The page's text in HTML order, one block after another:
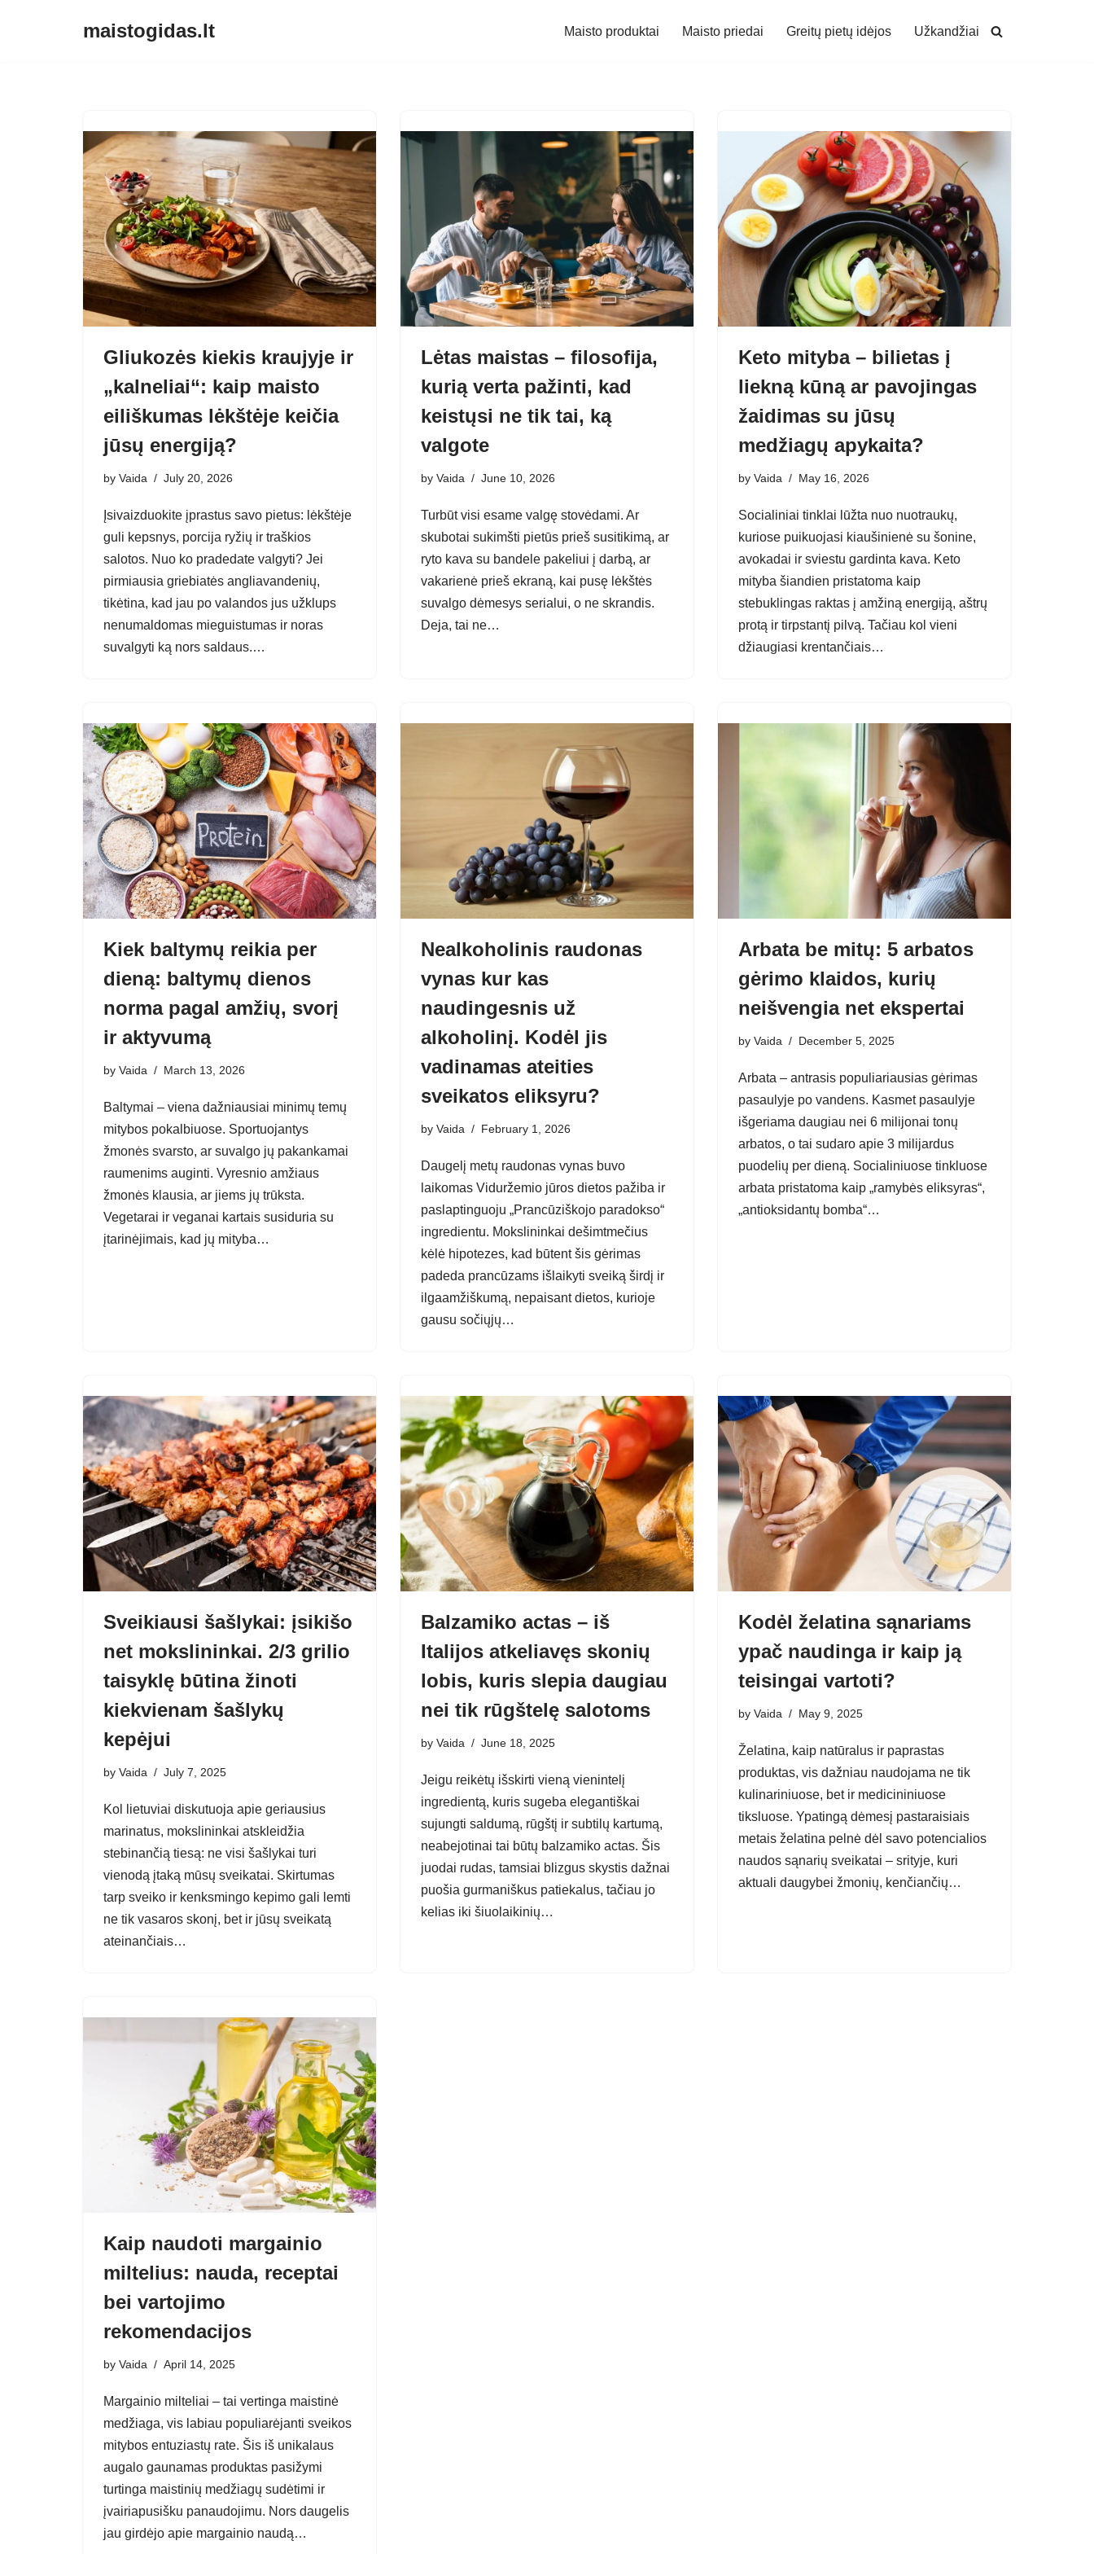
maistogidas.lt Maisto produktai Maisto priedai Greitų pietų idėjos Užkandžiai
Gliukozės kiekis kraujyje ir
„kalneliai“: kaip maisto
eiliškumas lėkštėje keičia
jūsų energiją?
by Vaida July 20, 2026
Įsivaizduokite įprastus savo pietus: lėkštėje
guli kepsnys, porcija ryžių ir traškios
salotos. Nuo ko pradedate valgyti? Jei
pirmiausia griebiatės angliavandenių,
tikėtina, kad jau po valandos jus užklups
nenumaldomas mieguistumas ir noras
suvalgyti ką nors saldaus.…
Lėtas maistas – filosofija,
kurią verta pažinti, kad
keistųsi ne tik tai, ką
valgote
by Vaida June 10, 2026
Turbūt visi esame valgę stovėdami. Ar
skubotai sukimšti pietūs prieš susitikimą, ar
ryto kava su bandele pakeliui į darbą, ar
vakarienė prieš ekraną, kai pusę lėkštės
suvalgo dėmesys serialui, o ne skrandis.
Deja, tai ne…
Keto mityba – bilietas į
liekną kūną ar pavojingas
žaidimas su jūsų
medžiagų apykaita?
by Vaida May 16, 2026
Socialiniai tinklai lūžta nuo nuotraukų,
kuriose puikuojasi kiaušinienė su šonine,
avokadai ir sviestu gardinta kava. Keto
mityba šiandien pristatoma kaip
stebuklingas raktas į amžiną energiją, aštrų
protą ir tirpstantį pilvą. Tačiau kol vieni
džiaugiasi krentančiais…
Kiek baltymų reikia per
dieną: baltymų dienos
norma pagal amžių, svorį
ir aktyvumą
by Vaida March 13, 2026
Baltymai – viena dažniausiai minimų temų
mitybos pokalbiuose. Sportuojantys
žmonės svarsto, ar suvalgo jų pakankamai
raumenims auginti. Vyresnio amžiaus
žmonės klausia, ar jiems jų trūksta.
Vegetarai ir veganai kartais susiduria su
įtarinėjimais, kad jų mityba…
Nealkoholinis raudonas
vynas kur kas
naudingesnis už
alkoholinį. Kodėl jis
vadinamas ateities
sveikatos eliksyru?
by Vaida February 1, 2026
Daugelį metų raudonas vynas buvo
laikomas Viduržemio jūros dietos pažiba ir
paslaptinguoju „Prancūziškojo paradokso“
ingredientu. Mokslininkai dešimtmečius
kėlė hipotezes, kad būtent šis gėrimas
padeda prancūzams išlaikyti sveiką širdį ir
ilgaamžiškumą, nepaisant dietos, kurioje
gausu sočiųjų…
Arbata be mitų: 5 arbatos
gėrimo klaidos, kurių
neišvengia net ekspertai
by Vaida December 5, 2025
Arbata – antrasis populiariausias gėrimas
pasaulyje po vandens. Kasmet pasaulyje
išgeriama daugiau nei 6 milijonai tonų
arbatos, o tai sudaro apie 3 milijardus
puodelių per dieną. Socialiniuose tinkluose
arbata pristatoma kaip „ramybės eliksyras“,
„antioksidantų bomba“…
Sveikiausi šašlykai: įsikišo
net mokslininkai. 2/3 grilio
taisyklę būtina žinoti
kiekvienam šašlykų
kepėjui
by Vaida July 7, 2025
Kol lietuviai diskutuoja apie geriausius
marinatus, mokslininkai atskleidžia
stebinančią tiesą: ne visi šašlykai turi
vienodą įtaką mūsų sveikatai. Skirtumas
tarp sveiko ir kenksmingo kepimo gali lemti
ne tik vasaros skonį, bet ir jūsų sveikatą
ateinančiais…
Balzamiko actas – iš
Italijos atkeliavęs skonių
lobis, kuris slepia daugiau
nei tik rūgštelę salotoms
by Vaida June 18, 2025
Jeigu reikėtų išskirti vieną vienintelį
ingredientą, kuris sugeba elegantiškai
sujungti saldumą, rūgštį ir subtilų kartumą,
neabejotinai tai būtų balzamiko actas. Šis
juodai rudas, tamsiai blizgus skystis dažnai
puošia gurmaniškus patiekalus, tačiau jo
kelias iki šiuolaikinių…
Kodėl želatina sąnariams
ypač naudinga ir kaip ją
teisingai vartoti?
by Vaida May 9, 2025
Želatina, kaip natūralus ir paprastas
produktas, vis dažniau naudojama ne tik
kulinariniuose, bet ir medicininiuose
tiksluose. Ypatingą dėmesį pastaraisiais
metais želatina pelnė dėl savo potencialios
naudos sąnarių sveikatai – srityje, kuri
aktuali daugybei žmonių, kenčiančių…
Kaip naudoti margainio
miltelius: nauda, receptai
bei vartojimo
rekomendacijos
by Vaida April 14, 2025
Margainio milteliai – tai vertinga maistinė
medžiaga, vis labiau populiarėjanti sveikos
mitybos entuziastų rate. Šis iš unikalaus
augalo gaunamas produktas pasižymi
turtinga maistinių medžiagų sudėtimi ir
įvairiapusišku panaudojimu. Nors daugelis
jau girdėjo apie margainio naudą…